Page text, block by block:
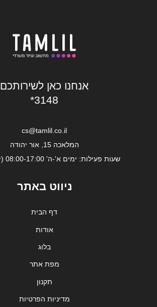
אנחנו כאן לשירותכם
*3148
cs@tamlil.co.il
המלאכה 15, אור יהודה
שעות פעילות: ימים א'-ה' 08:00-17:00 (יום ו' סגור)
ניווט באתר
דף הבית
אודות
בלוג
מפת אתר
תקנון
מדיניות הפרטיות